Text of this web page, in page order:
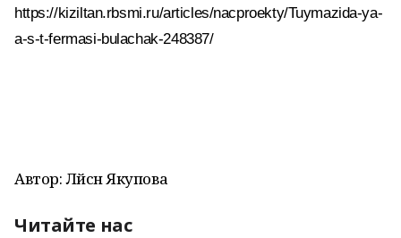
https://kiziltan.rbsmi.ru/articles/nacproekty/Tuymazida-ya-
a-s-t-fermasi-bulachak-248387/
Автор: Ләйсән Якупова
Читайте нас